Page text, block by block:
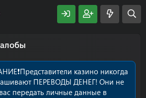
казино никогда
ПЕРЕВОДЫ ДЕНЕГ! Они не
передать личные данные в